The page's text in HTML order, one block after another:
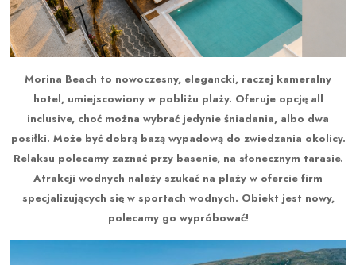
Morina Beach to nowoczesny, elegancki, raczej kameralny
hotel, umiejscowiony w pobliżu plaży. Oferuje opcję all
inclusive, choć można wybrać jedynie śniadania, albo dwa
posiłki. Może być dobrą bazą wypadową do zwiedzania okolicy.
Relaksu polecamy zaznać przy basenie, na słonecznym tarasie.
Atrakcji wodnych należy szukać na plaży w ofercie firm
specjalizujących się w sportach wodnych. Obiekt jest nowy,
polecamy go wypróbować!